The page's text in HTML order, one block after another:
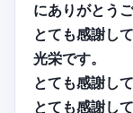
にありがとう
とても感謝し
光栄です。
とても感謝し
とても感謝し